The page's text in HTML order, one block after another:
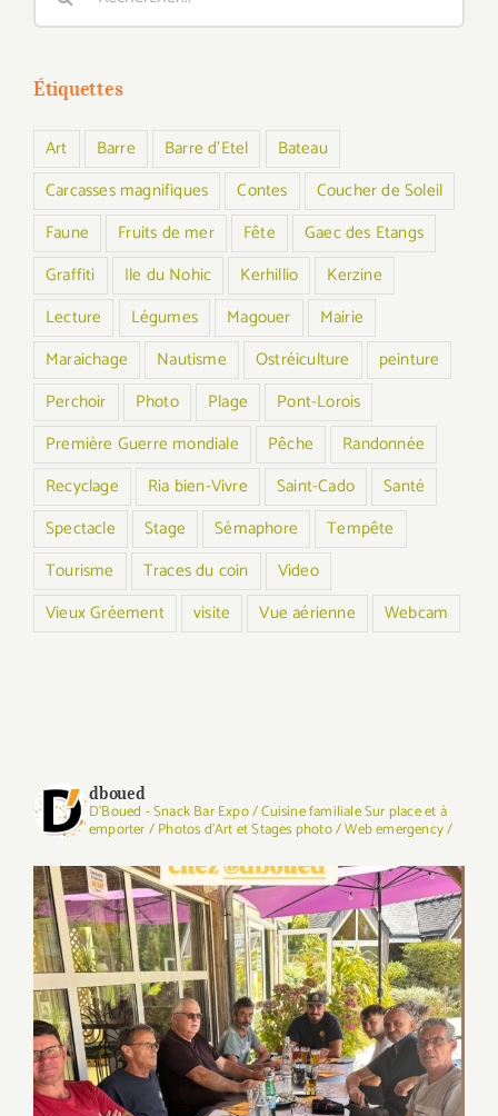
Étiquettes
Art Barre Barre d'Etel
Bateau
Carcasses magnifiques
Contes
Coucher de Soleil
Faune
Fruits de mer Fête
Gaec des Etangs
Graffiti
Ile du Nohic Kerhillio
Kerzine
Lecture
Légumes Magouer
Mairie
Maraichage
Nautisme Ostréiculture
peinture
Perchoir
Photo Plage
Pont-Lorois
Première Guerre mondiale
Pêche
Randonnée
Recyclage
Ria bien-Vivre Saint-Cado
Santé
Spectacle
Stage Sémaphore
Tempête
Tourisme
Traces du coin
Video
Vieux Gréement
visite Vue aérienne Webcam
dboued
D'Boued - Snack Bar Expo / Cuisine familiale Sur place et à
emporter / Photos d'Art et Stages photo / Web emergency /